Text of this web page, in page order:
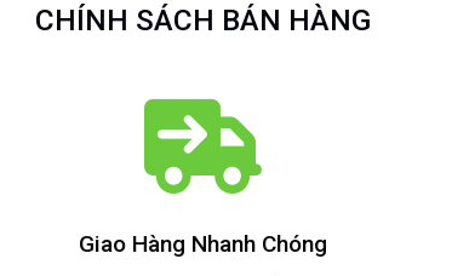
CHÍNH SÁCH BÁN HÀNG
Giao Hàng Nhanh Chóng